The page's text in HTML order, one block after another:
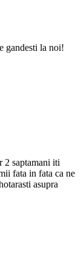
gandesti la noi!
2 saptamani iti
fata in fata ca ne
asupra